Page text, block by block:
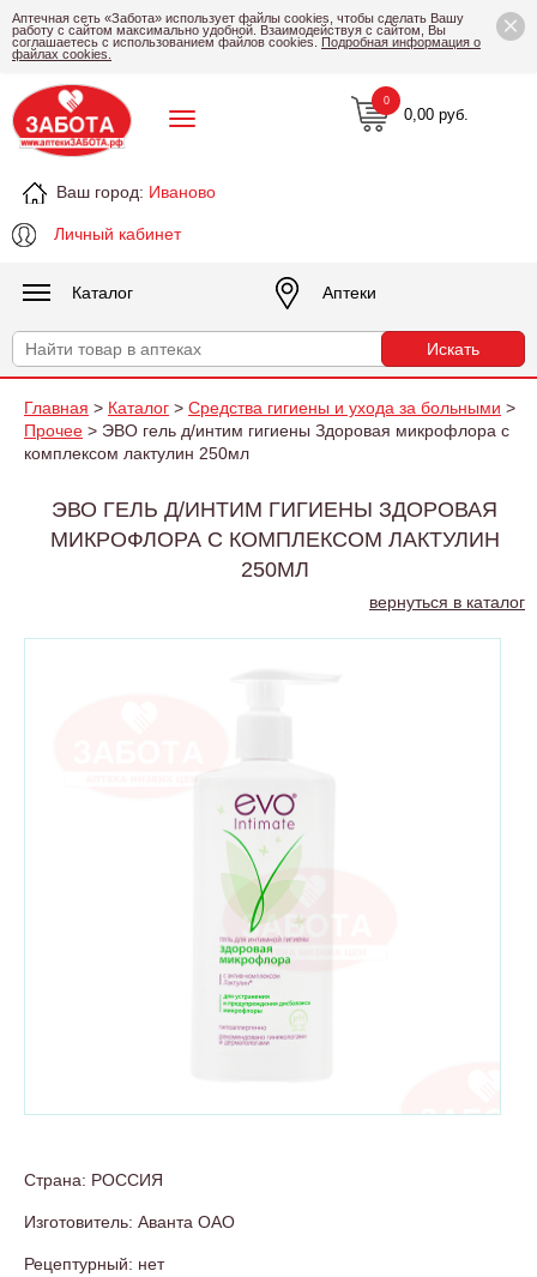
×
Аптечная сеть «Забота» использует файлы cookies, чтобы сделать Вашу
работу с сайтом максимально удобной. Взаимодействуя с сайтом, Вы
соглашаетесь с использованием файлов cookies. Подробная информация о
файлах cookies.
Ваш город: Иваново
Личный кабинет
0,00 руб.
0
Каталог Аптеки
Главная > Каталог > Средства гигиены и ухода за больными >
Прочее > ЭВО гель д/интим гигиены Здоровая микрофлора с
комплексом лактулин 250мл
ЭВО ГЕЛЬ Д/ИНТИМ ГИГИЕНЫ ЗДОРОВАЯ
МИКРОФЛОРА С КОМПЛЕКСОМ ЛАКТУЛИН
250МЛ
вернуться в каталог
Страна: РОССИЯ
Изготовитель: Аванта ОАО
Рецептурный: нет